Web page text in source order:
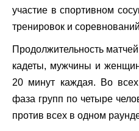
участие в спортивном
тренировок и
Продолжительность
кадеты, мужчины и
20 минут каждая. Во всех
фаза групп по четыре
против всех в одном